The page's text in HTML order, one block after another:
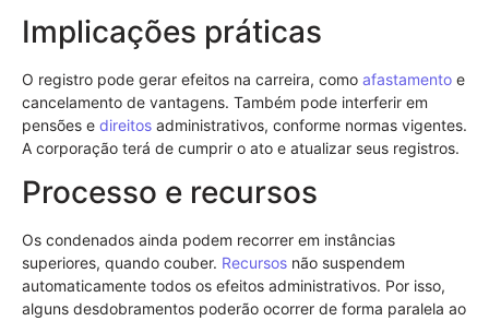
Implicações práticas
O registro pode gerar efeitos na carreira, como afastamento e
cancelamento de vantagens. Também pode interferir em
pensões e direitos administrativos, conforme normas vigentes.
A corporação terá de cumprir o ato e atualizar seus registros.
Processo e recursos
Os condenados ainda podem recorrer em instâncias
superiores, quando couber. Recursos não suspendem
automaticamente todos os efeitos administrativos. Por isso,
alguns desdobramentos poderão ocorrer de forma paralela ao